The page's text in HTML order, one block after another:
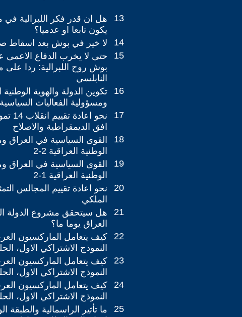
هل ان قدر فكر اللبرالية في
يكون تابعا او عدميا؟
13
لا خير في بوش بعد اسقاط
14
حتى لا يخرب الدفاع
بوش روح اللبرالية: ردا على
النابلسي
15
تكوين الدولة والهوية الوطنية
ومسؤولية الفعاليات السياسية
16
افق الديمقراطية والاصلاح
17
القوى السياسية في العراق
الوطنية العراقية 2-2
18
القوى السياسية في العراق
الوطنية العراقية 1-2
19
نحو اعادة تقييم المجالس
الملكي
20
هل سيتحقق مشروع الدولة
العراق يوما ما؟
21
كيف يتعامل الماركسيون
النموذج الاشتراكي الاول،
22
كيف يتعامل الماركسيون
النموذج الاشتراكي الاول،
23
كيف يتعامل الماركسيون
النموذج الاشتراكي الاول،
24
ما تأثير الراسمالية
25